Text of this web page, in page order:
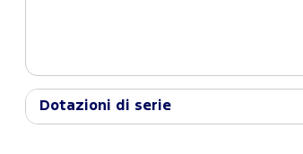
Dotazioni di serie